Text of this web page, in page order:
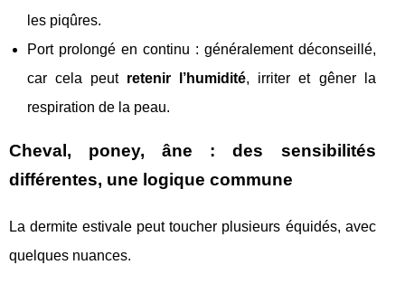
les piqûres.
Port prolongé en continu : généralement déconseillé,
car cela peut retenir l’humidité, irriter et gêner la
respiration de la peau.
Cheval, poney, âne : des sensibilités
différentes, une logique commune
La dermite estivale peut toucher plusieurs équidés, avec
quelques nuances.